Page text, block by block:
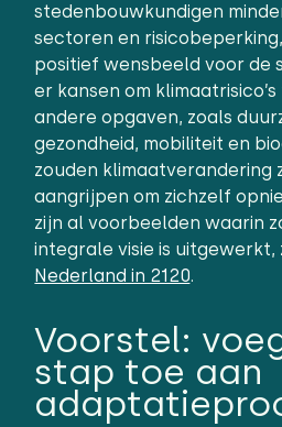
stedenbouwkundigen
sectoren en
positief wensbeeld voor de
er kansen om
andere opgaven, zoals
gezondheid, mobiliteit en
zouden klimaatverandering
aangrijpen om zichzelf
zijn al voorbeelden waarin
integrale visie is uitgewerkt,
Nederland in 2120.
Voorstel:
stap toe aan